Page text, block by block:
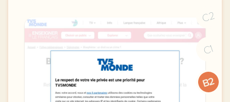
C2
C1
B2